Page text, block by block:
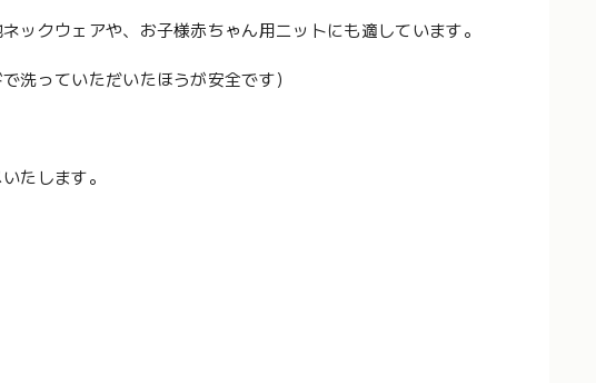
ックウェアや、お子様赤ちゃん用ニットにも適しています。
洗っていただいたほうが安全です）
たします。